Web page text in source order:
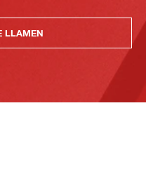
LLAMEN